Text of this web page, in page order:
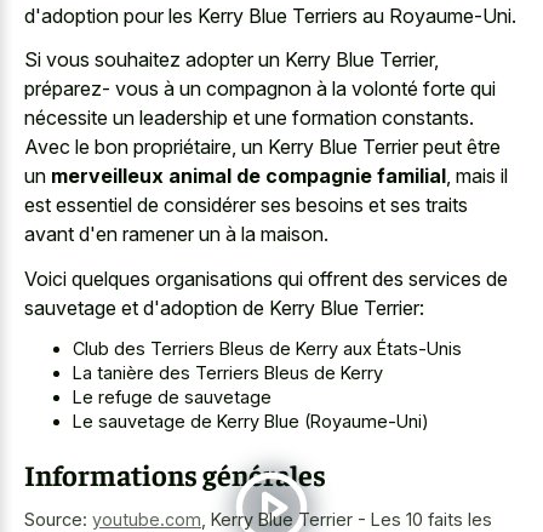
d'adoption pour les Kerry Blue Terriers au Royaume-Uni.
Si vous souhaitez adopter un Kerry Blue Terrier,
préparez- vous à un compagnon à la volonté forte qui
nécessite un leadership et une formation constants.
Avec le bon propriétaire, un Kerry Blue Terrier peut être
un merveilleux animal de compagnie familial, mais il
est essentiel de considérer ses besoins et ses traits
avant d'en ramener un à la maison.
Voici quelques organisations qui offrent des services de
sauvetage et d'adoption de Kerry Blue Terrier:
Club des Terriers Bleus de Kerry aux États-Unis
La tanière des Terriers Bleus de Kerry
Le refuge de sauvetage
Le sauvetage de Kerry Blue (Royaume-Uni)
Informations générales
Source: youtube.com Kerry Blue Terrier - Les 10 faits les